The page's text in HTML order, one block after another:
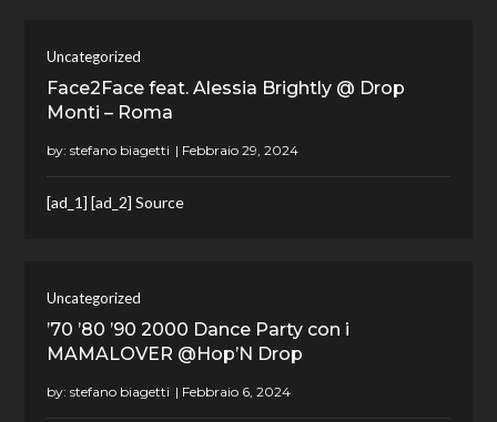
Uncategorized
Face2Face feat. Alessia Brightly @ Drop
Monti – Roma
by:stefano biagetti
[ad_1] [ad_2] Source
Uncategorized
’70 ’80 ’90 2000 Dance Party con i
MAMALOVER @Hop’N Drop
by:stefano biagetti